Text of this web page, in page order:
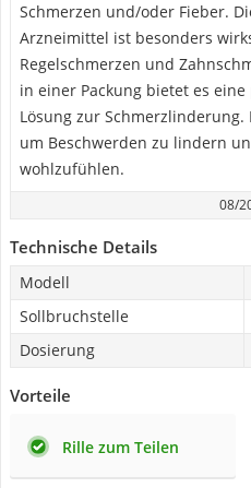
Schmerzen und/oder Fieber.
Arzneimittel ist besonders
Regelschmerzen und
in einer Packung bietet es
Lösung zur
um Beschwerden zu lindern
wohlzufühlen.
08/
Technische Details
Modell
Sollbruchstelle
Dosierung
Vorteile
Rille zum Teilen